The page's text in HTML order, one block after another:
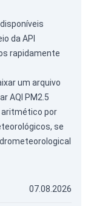
da API
rapidamente
um arquivo
AQI PM2.5
aritmético por
se
07.08.2026